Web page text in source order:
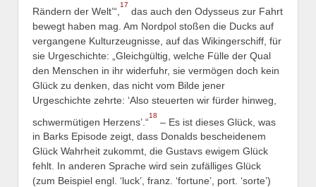
Rändern der Welt’“,
17
das auch den Odysseus zur Fahrt
bewegt haben mag. Am Nordpol stoßen die Ducks auf
vergangene Kulturzeugnisse, auf das Wikingerschiff, für
sie Urgeschichte: „Gleichgültig, welche Fülle der Qual
den Menschen in ihr widerfuhr, sie vermögen doch kein
Glück zu denken, das nicht vom Bilde jener
Urgeschichte zehrte: ‘Also steuerten wir fürder hinweg,
schwermütigen Herzens’.“
18
– Es ist dieses Glück, was
in Barks Episode zeigt, dass Donalds bescheidenem
Glück Wahrheit zukommt, die Gustavs ewigem Glück
fehlt. In anderen Sprache wird sein zufälliges Glück
(zum Beispiel engl. ‘luck’, franz. ‘fortune’, port. ‘sorte’)